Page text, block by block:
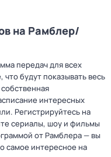
на Рамблер/
передач для всех
что будут показывать весь
интересных
Регистрируйтесь на
сериалы, шоу и фильмы
от Рамблера — вы
самое интересное на